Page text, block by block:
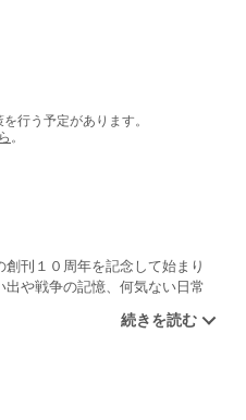
行う予定があります。
。
刊１０周年を記念して始まり
や戦争の記憶、何気ない日常
子の心情、戦争でぼろぼろに